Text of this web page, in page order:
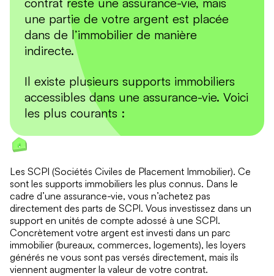
une partie de votre argent est placée
dans de l’immobilier de manière
indirecte.
Il existe plusieurs supports immobiliers
accessibles dans une assurance-vie. Voici
les plus courants :
Les SCPI (Sociétés Civiles de Placement Immobilier). Ce
sont les supports immobiliers les plus connus. Dans le
cadre d’une assurance-vie, vous n’achetez pas
directement des parts de SCPI. Vous investissez dans un
support en unités de compte adossé à une SCPI.
Concrètement votre argent est investi dans un parc
immobilier (bureaux, commerces, logements), les loyers
générés ne vous sont pas versés directement, mais ils
viennent augmenter la valeur de votre contrat.